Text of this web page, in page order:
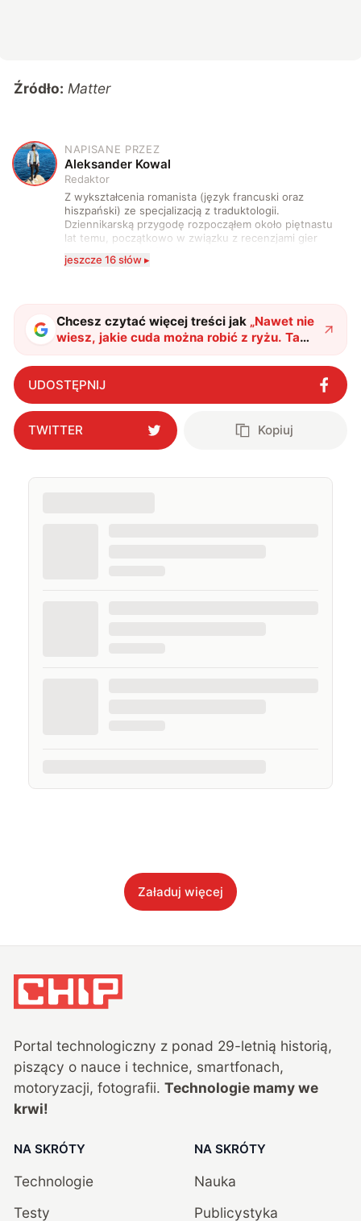
Źródło: Matter
A
NAPISANE PRZEZ
Aleksander Kowal
Redaktor
Z wykształcenia romanista (język francuski oraz
hiszpański) ze specjalizacją z traduktologii.
Dziennikarską przygodę rozpocząłem około piętnastu
lat temu, początkowo w związku z recenzjami gier
zdecydowanie częściej na tematy związane z nauką
także uprawiać oraz oglądać sport.
jeszcze 16 słów ▸
Chcesz czytać więcej treści jak „Nawet nie
wiesz, jakie cuda można robić z ryżu. Ta
cecha sprawia, że powstaje z niego
materiał przyszłości"?
UDOSTĘPNIJ
TWITTER Kopiuj
Załaduj więcej
Portal technologiczny z ponad 29-letnią historią,
piszący o nauce i technice, smartfonach,
motoryzacji, fotografii. Technologie mamy we
krwi!
NA SKRÓTY
Technologie
Testy
NA SKRÓTY
Nauka
Publicystyka